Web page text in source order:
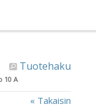
Tuotehaku
10 A
« Takaisin